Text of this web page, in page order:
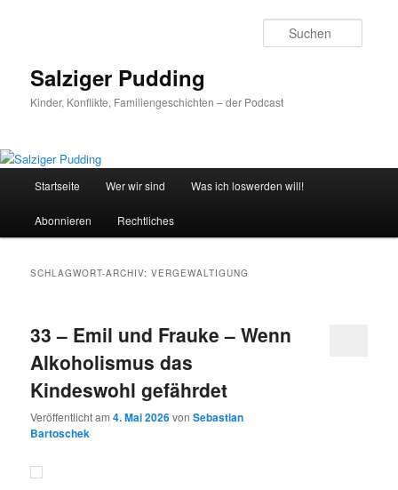
Salziger Pudding
Kinder, Konflikte, Familiengeschichten – der Podcast
Startseite Wer wir sind Was ich loswerden will!
Abonnieren Rechtliches
SCHLAGWORT-ARCHIV:VERGEWALTIGUNG
33 – Emil und Frauke – Wenn
Alkoholismus das
Kindeswohl gefährdet
Veröffentlicht am4. Mai 2026vonSebastian
Bartoschek